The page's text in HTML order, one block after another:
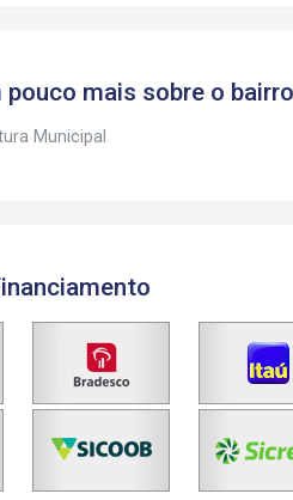
pouco mais sobre o
Municipal